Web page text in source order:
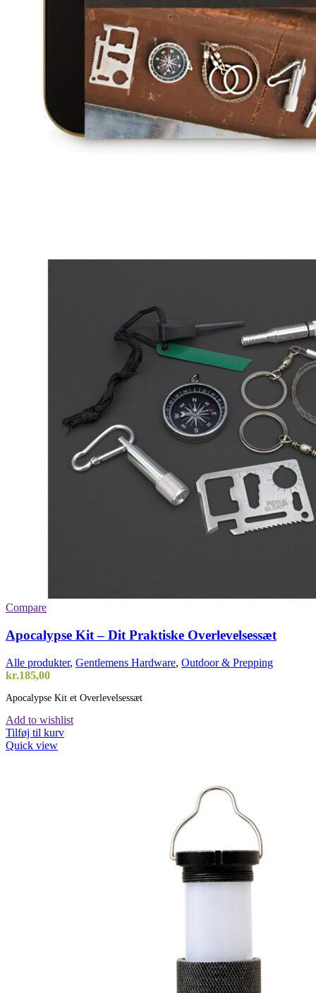
Compare
Apocalypse Kit – Dit Praktiske Overlevelsessæt
Alle produkter, Gentlemens Hardware, Outdoor & Prepping
kr.185,00
Apocalypse Kit et Overlevelsessæt
Add to wishlist
Tilføj til kurv
Quick view